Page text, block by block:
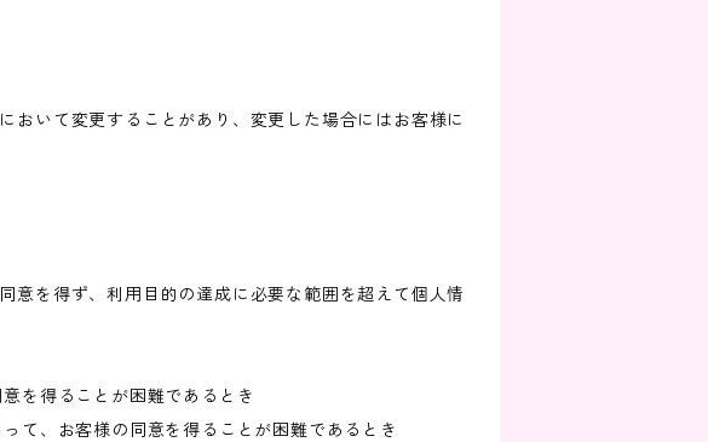
おいて変更することがあり、変更した場合にはお客様に
意を得ず、利用目的の達成に必要な範囲を超えて個人情
を得ることが困難であるとき
て、お客様の同意を得ることが困難であるとき